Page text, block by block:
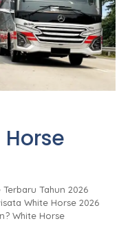
Tahun 2026
White Horse 2026
White Horse